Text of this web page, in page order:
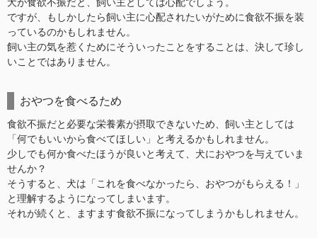
犬が食欲不振だと、飼い主としては心配でしょう。
ですが、もしかしたら飼い主に心配されたいがために食欲不振を装
っているのかもしれません。
飼い主の気を惹くためにそういったことをすることは、決して珍し
いことではありません。
おやつを食べるため
食欲不振だと必要な栄養素が摂取できないため、飼い主としては
「何でもいいから食べてほしい」と考えるかもしれません。
少しでも何か食べたほうが良いと考えて、犬におやつを与えていま
せんか？
そうすると、犬は「これを食べなかったら、おやつがもらえる！」
と理解するようになってしまいます。
それが続くと、ますます食欲不振になってしまうかもしれません。